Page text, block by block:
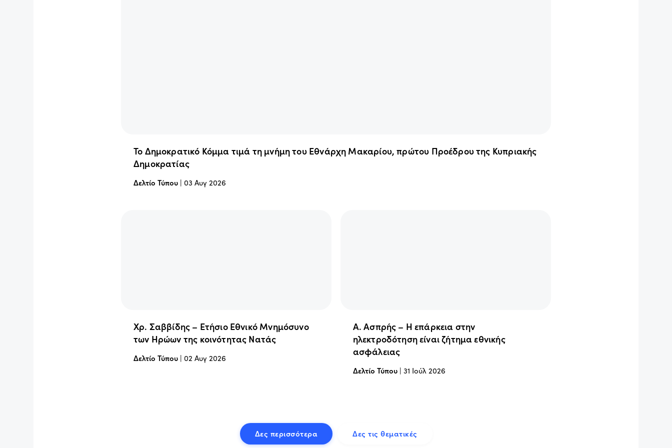
Το Δημοκρατικό Κόμμα τιμά τη μνήμη του Εθνάρχη Μακαρίου, πρώτου Προέδρου της Κυπριακής
Δημοκρατίας
Δελτίο Τύπου | 03 Αυγ 2026
Χρ. Σαββίδης – Ετήσιο Εθνικό Μνημόσυνο
των Ηρώων της κοινότητας Νατάς
Δελτίο Τύπου | 02 Αυγ 2026
Α. Ασπρής – Η επάρκεια στην
ηλεκτροδότηση είναι ζήτημα εθνικής
ασφάλειας
Δελτίο Τύπου| 31 Ιούλ 2026
Δες περισσότερα Δες τις θεματικές